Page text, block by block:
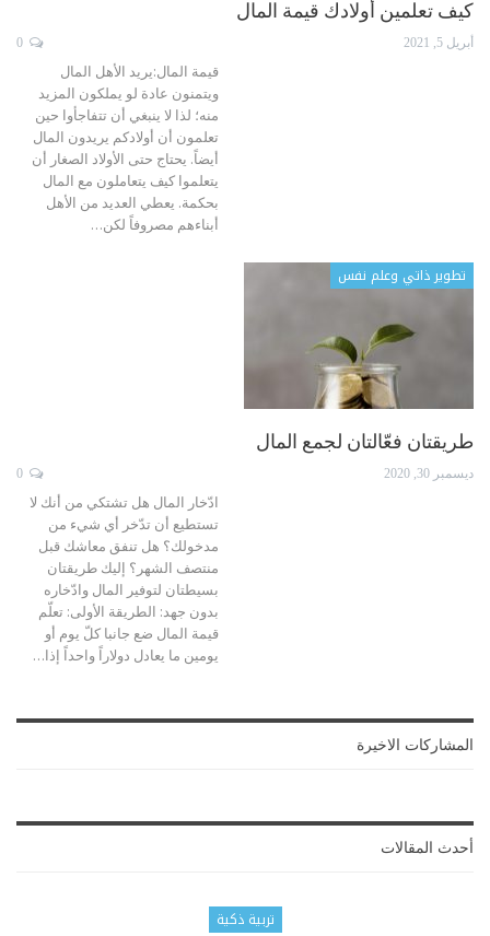
كيف تعلمين أولادك قيمة المال
أبريل 5, 2021
قيمة المال:يريد الأهل المال
ويتمنون عادة لو يملكون المزيد
منه؛ لذا لا ينبغي أن تتفاجأوا حين
تعلمون أن أولادكم يريدون المال
أيضاً. يحتاج حتى الأولاد الصغار أن
يتعلموا كيف يتعاملون مع المال
بحكمة. يعطي العديد من الأهل
أبناءهم مصروفاً لكن…
تطوير ذاتي وعلم نفس
طريقتان فعّالتان لجمع المال
ديسمبر 30, 2020
ادّخار المال هل تشتكي من أنك لا
تستطيع أن تدّخر أي شيء من
مدخولك؟ هل تنفق معاشك قبل
منتصف الشهر؟ إليك طريقتان
بسيطتان لتوفير المال وادّخاره
بدون جهد: الطريقة الأولى: تعلّم
قيمة المال ضع جانبا كلّ يوم أو
يومين ما يعادل دولاراً واحداً إذا…
المشاركات الاخيرة
أحدث المقالات
تربية ذكية